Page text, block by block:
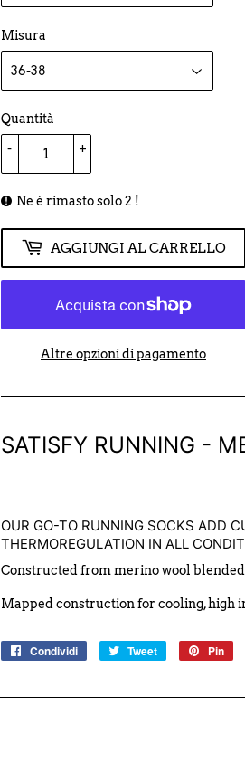
Misura
Quantità
+
-
Ne è rimasto solo 2 !
AGGIUNGI AL CARRELLO
Altre opzioni di pagamento
SATISFY RUNNING -
OUR GO-TO RUNNING SOCKS ADD
THERMOREGULATION IN ALL
Constructed from merino wool
Mapped construction for cooling, high
Condividi
CondividiTweet
Twitta
Pin